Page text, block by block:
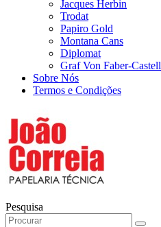
Jacques Herbin
Trodat
Papiro Gold
Montana Cans
Diplomat
Graf Von Faber-Castell
Sobre Nós
Termos e Condições
Pesquisa